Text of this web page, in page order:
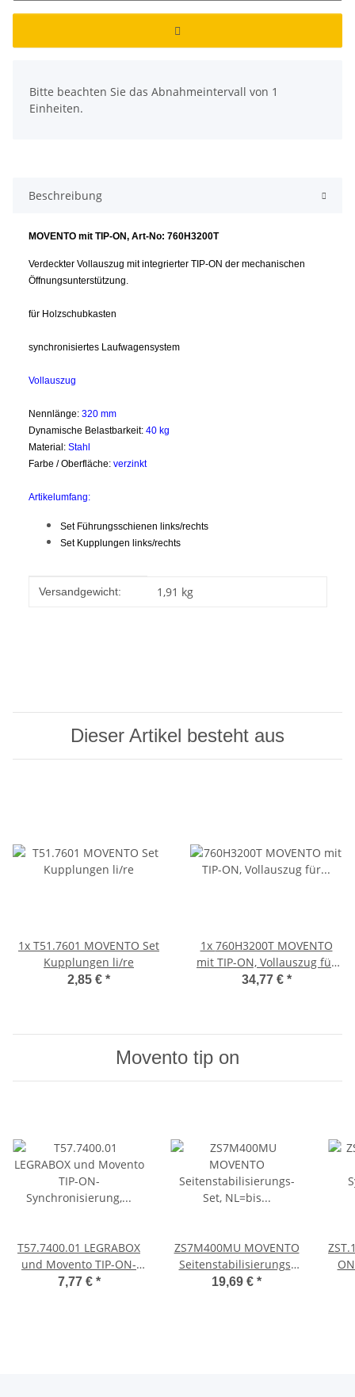
Bitte beachten Sie das Abnahmeintervall von 1
Einheiten.
Beschreibung
MOVENTO mit TIP-ON, Art-No: 760H3200T
Verdeckter Vollauszug mit integrierter TIP-ON der mechanischen
Öffnungsunterstützung.
für Holzschubkasten
synchronisiertes Laufwagensystem
Vollauszug
Nennlänge: 320 mm
Dynamische Belastbarkeit: 40 kg
Material: Stahl
Farbe / Oberfläche: verzinkt
Artikelumfang:
Set Führungsschienen links/rechts
Set Kupplungen links/rechts
Produkteigenschaft
Wert
Versandgewicht: 1,91 kg
Dieser Artikel besteht aus
1x T51.7601 MOVENTO Set
Kupplungen li/re
2,85 € *
1x 760H3200T MOVENTO
mit TIP-ON, Vollauszug für
Holzschubkasten, 40 kg,
34,77 € *
Movento tip on
T57.7400.01 LEGRABOX
und Movento TIP-ON-
Synchronisierung, Ritzel-
7,77 € *
ZS7M400MU MOVENTO
Seitenstabilisierungs-
Set, NL=bis 400mm,
19,69 € *